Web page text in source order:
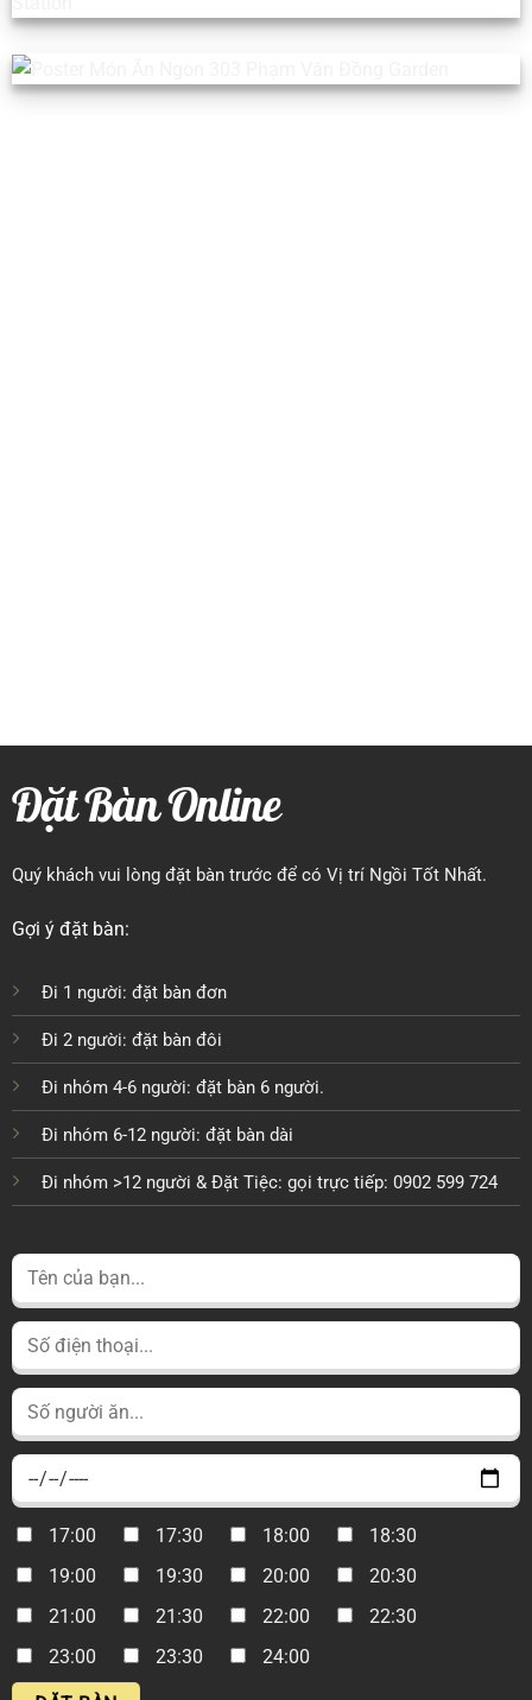
Đặt Bàn Online
Quý khách vui lòng đặt bàn trước để có Vị trí Ngồi Tốt Nhất.
Gợi ý đặt bàn:
Đi 1 người: đặt bàn đơn
Đi 2 người: đặt bàn đôi
Đi nhóm 4-6 người: đặt bàn 6 người.
Đi nhóm 6-12 người: đặt bàn dài
Đi nhóm >12 người & Đặt Tiệc: gọi trực tiếp: 0902 599 724
17:00 17:30 18:00
18:30
19:00
19:30 20:00
20:30
21:00
21:30 22:00
22:30
23:00
23:30 24:00